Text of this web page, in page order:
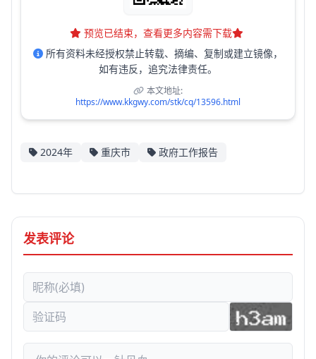
预览已结束，查看更多内容需下载
所有资料未经授权禁止转载、摘编、复制或建立镜像，
如有违反，追究法律责任。
本文地址:
https://www.kkgwy.com/stk/cq/13596.html
2024年 重庆市 政府工作报告
发表评论